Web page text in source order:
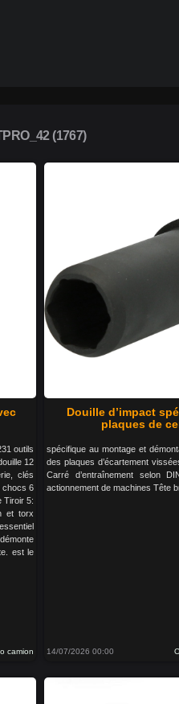
(1767)
outils
12
clés
chocs 6
Tiroir 5:
et torx
est le
camion
Douille d’impact
plaques de
spécifique au montage et
des plaques d’écartement
Carré d’entraînement selon
actionnement de machines Tête
14/07/2026 00:00